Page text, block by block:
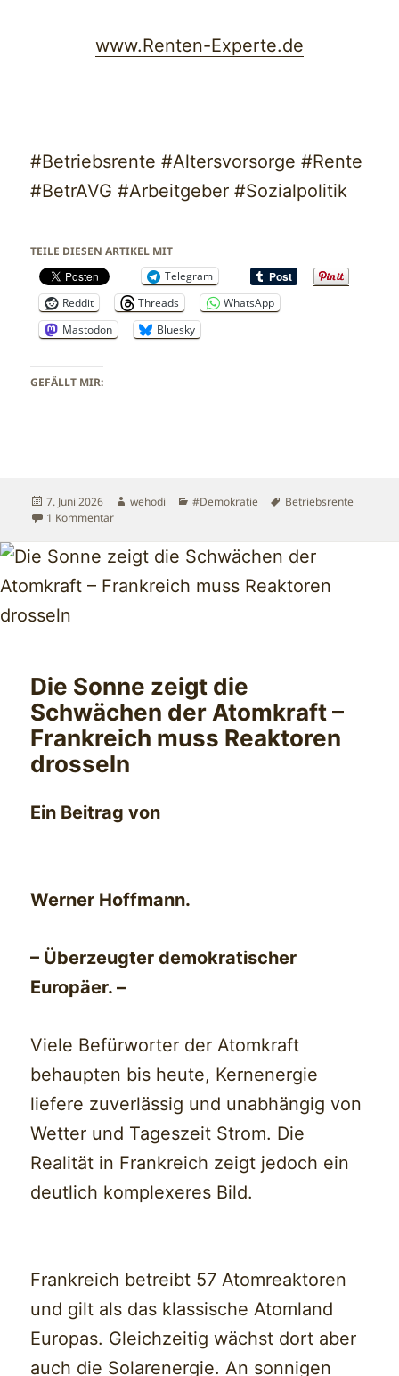
www.Renten-Experte.de
#Betriebsrente #Altersvorsorge #Rente
#BetrAVG #Arbeitgeber #Sozialpolitik
TEILE DIESEN ARTIKEL MIT
Telegram
Reddit
Threads
WhatsApp
Mastodon
Bluesky
GEFÄLLT MIR:
Veröffentlicht
am
7. Juni 2026 Autor
wehodi Kategorien
#Demokratie Schlagwörter
Betriebsrente
1 Kommentarzu Betriebsrente für alle? Warum eine gesetzliche
Die Sonne zeigt die
Schwächen der Atomkraft –
Frankreich muss Reaktoren
drosseln
Ein Beitrag von
Werner Hoffmann.
– Überzeugter demokratischer
Europäer. –
Viele Befürworter der Atomkraft
behaupten bis heute, Kernenergie
liefere zuverlässig und unabhängig von
Wetter und Tageszeit Strom. Die
Realität in Frankreich zeigt jedoch ein
deutlich komplexeres Bild.
Frankreich betreibt 57 Atomreaktoren
und gilt als das klassische Atomland
Europas. Gleichzeitig wächst dort aber
auch die Solarenergie. An sonnigen